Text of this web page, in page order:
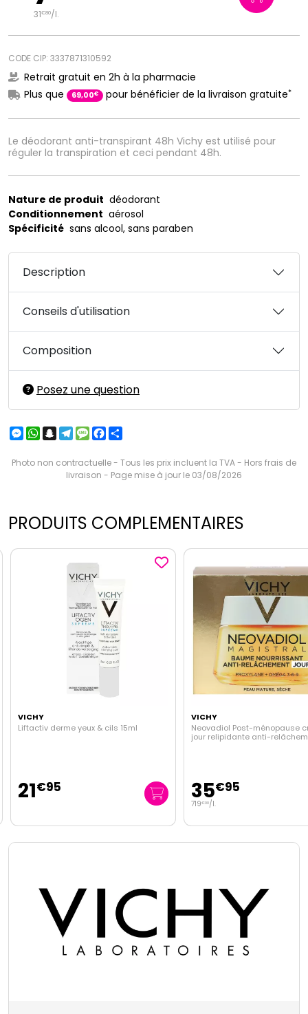
Le déodorant anti-transpirant 48h Vichy est utilisé pour
réguler la transpiration et ceci pendant 48h.
31€80/l.
CODE CIP: 3337871310592
Retrait gratuit en 2h à la pharmacie
Plus que
69,00€ pour bénéficier de la livraison gratuite*
Nature de produit déodorant
Conditionnement aérosol
Spécificité sans alcool, sans paraben
Description
Conseils d'utilisation
Composition
Posez une question
Messenger
WhatsApp
Snapchat
Telegram
MessageFacebook
Photo non contractuelle - Tous les prix incluent la TVA - Hors frais de
livraison - Page mise à jour le 03/08/2026
PRODUITS COMPLEMENTAIRES
VICHY
Liftactiv derme yeux & cils 15ml
21€95
VICHY
Neovadiol Post-ménopause
jour relipidante anti-
35€95
719€00/l.